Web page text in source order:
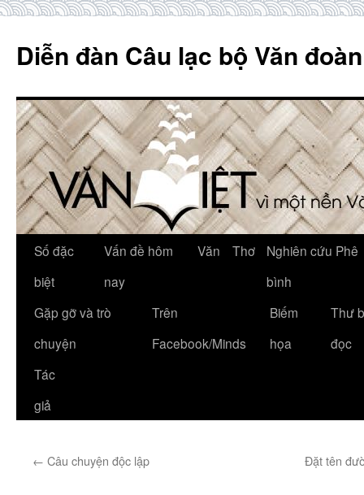
content
Diễn đàn Câu lạc bộ Văn
Số đặc
biệt
Vấn đề hôm
nay
Văn Thơ
Nghiên cứu Phê
bình
Gặp gỡ và trò
chuyện
Trên
Facebook/Minds
Biếm
họa
Thư
đọc
Tác
giả
← Câu chuyện độc lập Đặt tên